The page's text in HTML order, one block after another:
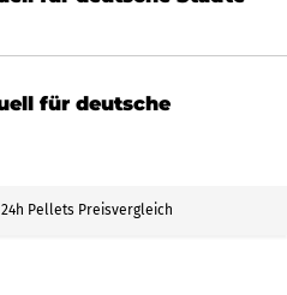
für deutsche
24h Pellets Preisvergleich